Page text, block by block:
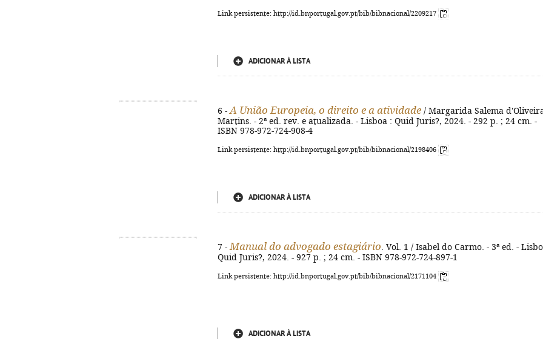
Link persistente: http://id.bnportugal.gov.pt/bib/bibnacional/2209217
ADICIONAR À LISTA
6 - A União Europeia, o direito e a atividade / Margarida Salema
Martins. - 2ª ed. rev. e atualizada. - Lisboa : Quid Juris?, 2024. - 292 p. ; 24 cm. -
ISBN 978-972-724-908-4
Link persistente: http://id.bnportugal.gov.pt/bib/bibnacional/2198406
ADICIONAR À LISTA
7 - Manual do advogado estagiário . Vol. 1 / Isabel do Carmo. - 3ª ed. -
Quid Juris?, 2024. - 927 p. ; 24 cm. - ISBN 978-972-724-897-1
Link persistente: http://id.bnportugal.gov.pt/bib/bibnacional/2171104
ADICIONAR À LISTA